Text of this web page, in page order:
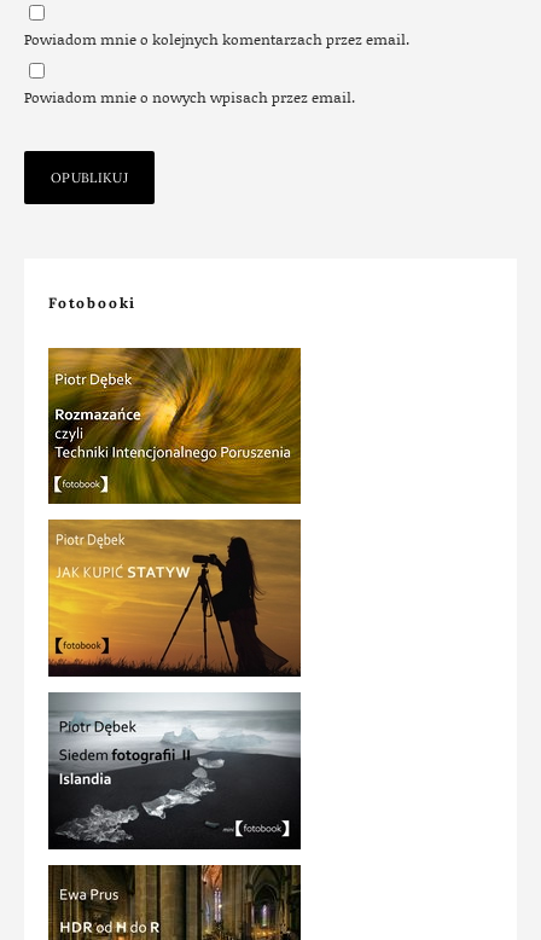
Powiadom mnie o kolejnych komentarzach przez email.
Powiadom mnie o nowych wpisach przez email.
Fotobooki